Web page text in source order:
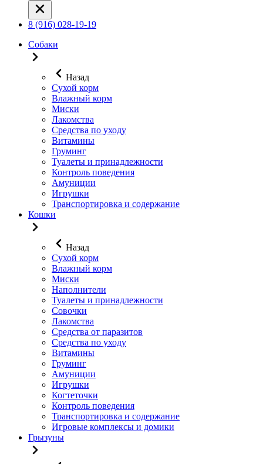
8 (916) 028-19-19
Собаки
Назад
Сухой корм
Влажный корм
Миски
Лакомства
Средства по уходу
Витамины
Груминг
Туалеты и принадлежности
Контроль поведения
Амуниции
Игрушки
Транспортировка и содержание
Кошки
Назад
Сухой корм
Влажный корм
Миски
Наполнители
Туалеты и принадлежности
Совочки
Лакомства
Средства от паразитов
Средства по уходу
Витамины
Груминг
Амуниции
Игрушки
Когтеточки
Контроль поведения
Транспортировка и содержание
Игровые комплексы и домики
Грызуны